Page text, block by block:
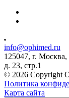
info@ophimed.ru
125047, г. Москва,
д. 23, стр.1
© 2026 Copyright
Политика
Карта сайта